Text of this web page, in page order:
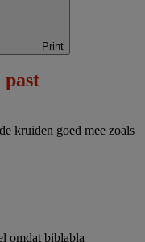
Print
kruiden goed mee zoals
omdat biblabla